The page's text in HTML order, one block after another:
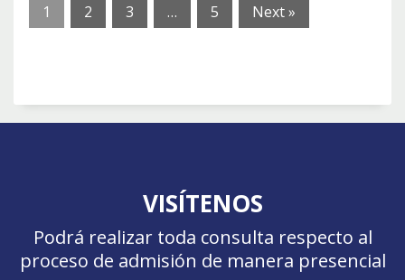
1 2 3 … 5 Next »
VISÍTENOS
Podrá realizar toda consulta respecto al
proceso de admisión de manera presencial